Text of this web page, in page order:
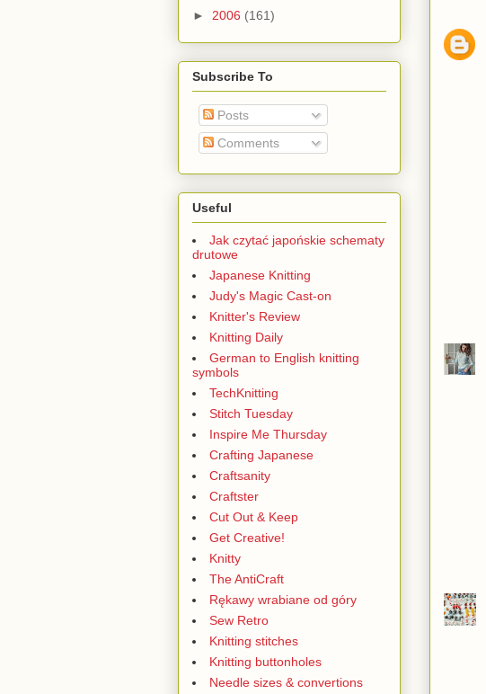
► 2006 (161)
Subscribe To
Posts
Comments
Useful
Jak czytać japońskie schematy
drutowe
Japanese Knitting
Judy's Magic Cast-on
Knitter's Review
Knitting Daily
German to English knitting
symbols
TechKnitting
Stitch Tuesday
Inspire Me Thursday
Crafting Japanese
Craftsanity
Craftster
Cut Out & Keep
Get Creative!
Knitty
The AntiCraft
Rękawy wrabiane od góry
Sew Retro
Knitting stitches
Knitting buttonholes
Needle sizes & convertions